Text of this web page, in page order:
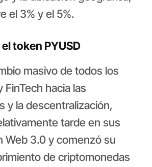
el 3% y el 5%.
token PYUSD
masivo de todos los
hacia las
y la descentralización,
tarde en sus
Web 3.0 y comenzó su
de criptomonedas